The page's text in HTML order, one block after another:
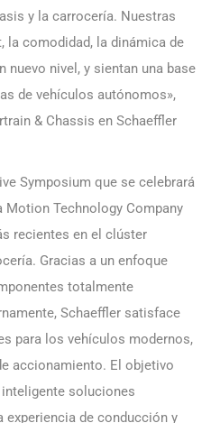
y la carrocería. Nuestras
la comodidad, la dinámica de
nuevo nivel, y sientan una base
de vehículos autónomos»,
& Chassis en Schaeffler
Symposium que se celebrará
Motion Technology Company
recientes en el clúster
Gracias a un enfoque
totalmente
Schaeffler satisface
para los vehículos modernos,
accionamiento. El objetivo
soluciones
experiencia de conducción y